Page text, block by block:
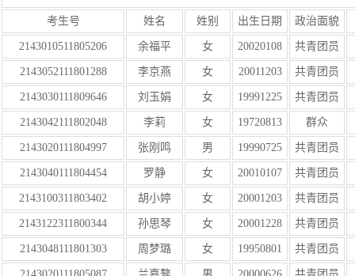
考生号 姓名 姓别 出生日期 政治面貌
2143010511805206 余福平 女 20020108 共青团员
2143052111801288 李京燕 女 20011203 共青团员
2143030111809646 刘玉娟 女 19991225 共青团员
2143042111802048 李莉 女 19720813 群众
2143020111804997 张刚鸣 男 19990725 共青团员
2143040111804454 罗静 女 20010107 共青团员
2143100311803402 胡小婷 女 20001203 共青团员
2143122311800344 孙思琴 女 20001228 共青团员
2143048111801303 周梦璐 女 19950801 共青团员